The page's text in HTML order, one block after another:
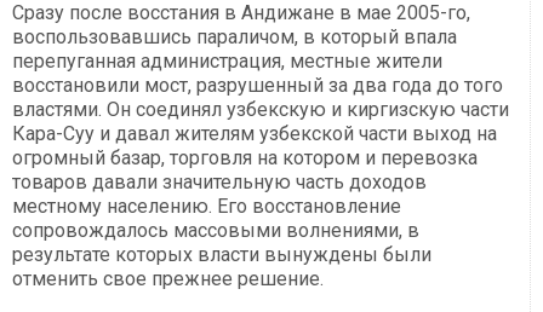
Сразу после восстания в Андижане в мае 2005-го,
воспользовавшись параличом, в который впала
перепуганная администрация, местные жители
восстановили мост, разрушенный за два года до того
властями. Он соединял узбекскую и киргизскую части
Кара-Суу и давал жителям узбекской части выход на
огромный базар, торговля на котором и перевозка
товаров давали значительную часть доходов
местному населению. Его восстановление
сопровождалось массовыми волнениями, в
результате которых власти вынуждены были
отменить свое прежнее решение.